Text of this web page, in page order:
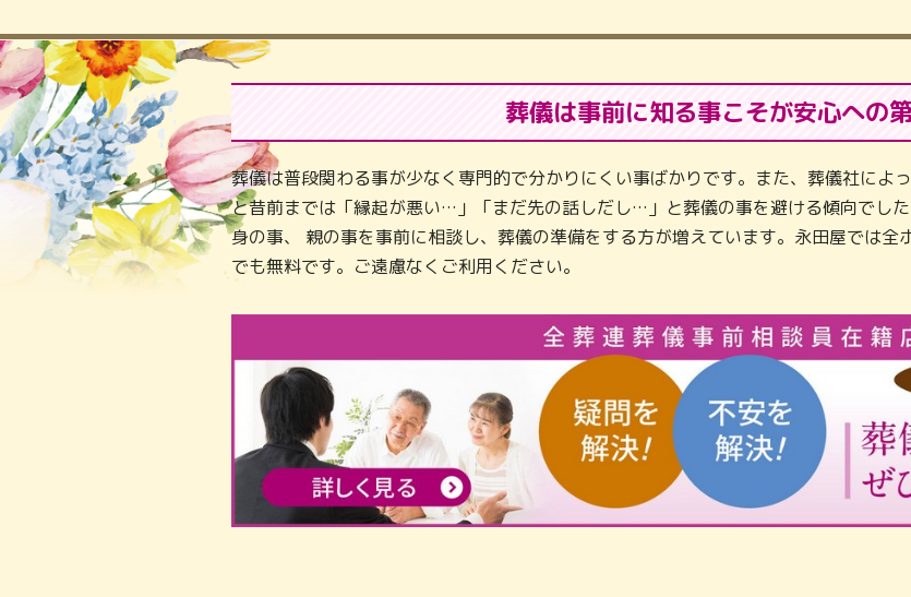
葬儀は事前に知る事こそが安心への
葬儀は普段関わる事が少なく専門的で分かりにくい事ばかりです。また、葬儀社によ
と昔前までは「縁起が悪い…」「まだ先の話しだし…」と葬儀の事を避ける傾向でし
身の事、 親の事を事前に相談し、葬儀の準備をする方が増えています。永田屋では
でも無料です。ご遠慮なくご利用ください。